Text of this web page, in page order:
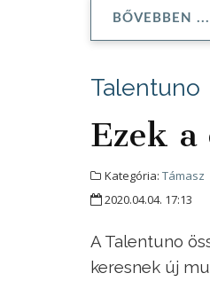
BŐVEBBEN ...
Talentuno
Ezek
Kategória: Támasz
2020.04.04. 17:13
A Talentuno
keresnek új